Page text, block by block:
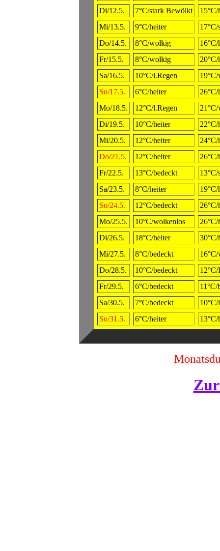
Di/12.5.
7°C/stark Bewölkt
15°C/
Mi/13.5.
9°C/heiter
Do/14.5.
8°C/wolkig
16°C/
Fr/15.5.
8°C/wolkig
20°C/
Sa/16.5.
10°C/l.Regen
So/17.5.
6°C/heiter
26°C/
Mo/18.5.
12°C/l.Regen
Di/19.5.
10°C/heiter
22°C/
Mi/20.5.
12°C/heiter
24°C/
Do/21.5.
12°C/heiter
26°C/
Fr/22.5.
13°C/bedeckt
Sa/23.5.
8°C/heiter
19°C/
So/24.5.
12°C/bedeckt
26°C/
Mo/25.5.
10°C/wolkenlos
26°C/
Di/26.5.
18°C/heiter
30°C/
Mi/27.5.
8°C/bedeckt
Do/28.5.
10°C/bedeckt
12°C/
Fr/29.5.
6°C/bedeckt
11°C/
Sa/30.5.
7°C/bedeckt
So/31.5.
6°C/heiter 13°C/